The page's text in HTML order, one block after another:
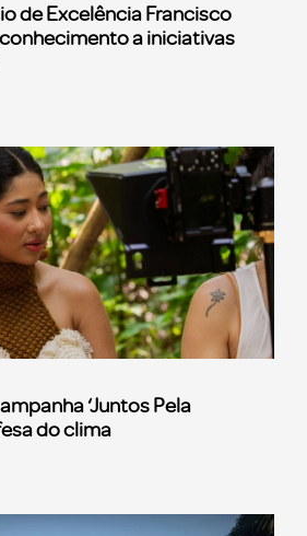
de Excelência Francisco
a iniciativas
‘Juntos Pela
do clima